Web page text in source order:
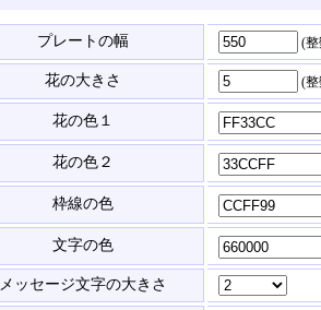
プレートの幅 (
花の大きさ (
花の色１
花の色２
枠線の色
文字の色
メッセージ文字の大きさ